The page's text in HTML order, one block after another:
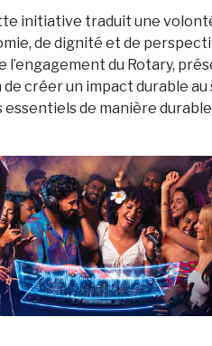
initiative traduit une
de dignité et de
du Rotary,
créer un impact durable
de manière